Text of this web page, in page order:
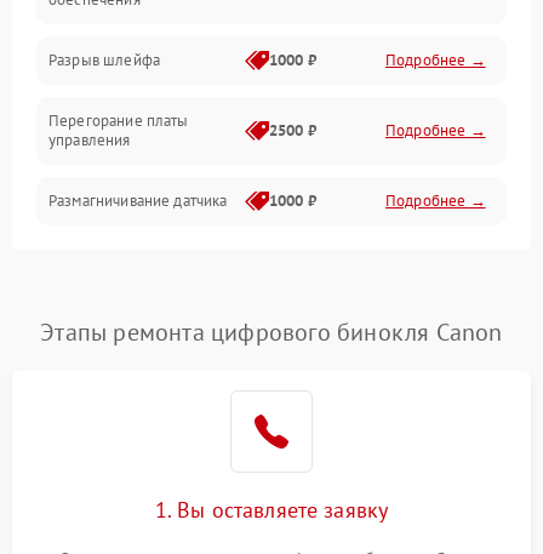
Разрыв шлейфа 1000 ₽ Подробнее →
Перегорание платы
управления
2500 ₽ Подробнее →
Размагничивание датчика 1000 ₽ Подробнее →
Неправильная передача
1000 ₽
Перегрев устройства
Этапы ремонта цифрового бинокля Canon
1. Вы оставляете заявку